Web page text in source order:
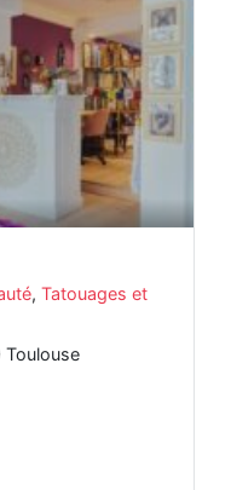
, Tatouages et
Toulouse